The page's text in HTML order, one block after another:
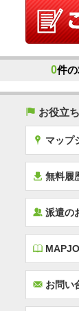
0件
( お役立
x マップ
í 無料履
‰派遣の
E
Fお問い